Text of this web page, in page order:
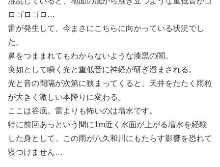
ロゴロゴロ…
雷が発生して、今まさにこちらに向かっている状況でし
た。
鼻をつままれてもわからないような漆黒の闇。
突如として瞬く光と重低音に神経が研ぎ澄まされる。
光と音の間隔が次第に狭まってくると、天井をたたく雨粒
が大きく激しい本降りに変わる。
ここは谷底。雷よりも怖いのは増水です。
特に前回あっという間に1m近く水面が上がる増水を経験
した身として、この雨が八久和川にもたらす影響を恐れて
寝つけません…